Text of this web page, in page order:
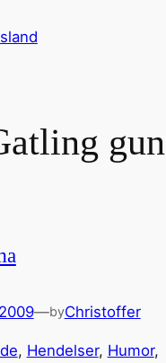
gun
—byChristoffer
, Hendelser, Humor